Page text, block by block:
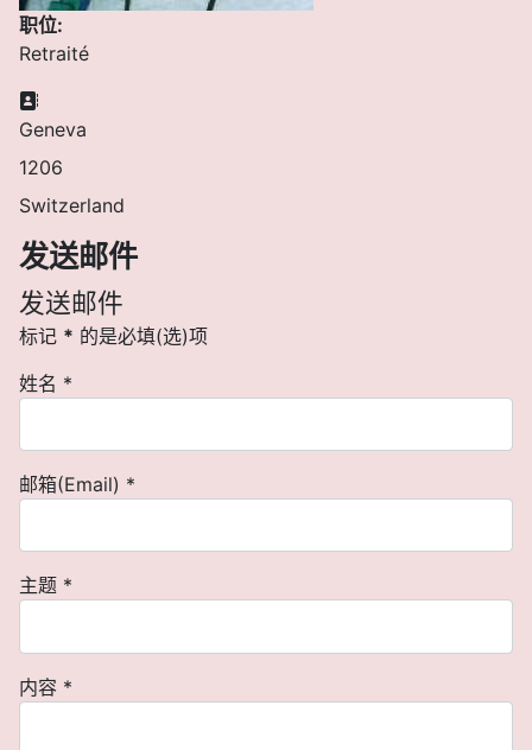
职位:
Retraité
地址:
Geneva
1206
Switzerland
发送邮件
发送邮件
标记 * 的是必填(选)项
姓名 *
邮箱(Email) *
主题 *
内容 *